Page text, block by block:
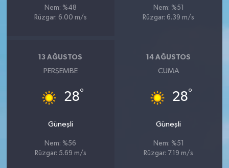
Nem: %48
Rüzgar: 6.00 m/s
Nem: %51
Rüzgar: 6.39 m/s
13 AĞUSTOS
PERŞEMBE
28°
Güneşli
Nem: %56
Rüzgar: 5.69 m/s
14 AĞUSTOS
CUMA
28°
Güneşli
Nem: %51
Rüzgar: 7.19 m/s